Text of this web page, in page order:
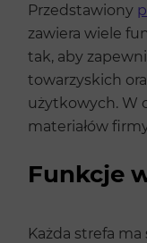
Przedstawiony
zawiera wiele
tak, aby
towarzyskich
użytkowych. W
materiałów
Funkcje
Każda strefa